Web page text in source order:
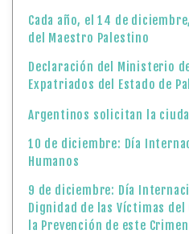
Cada año, el 14 de
del Maestro Palestino
Declaración del Ministerio
Expatriados del Estado de
Argentinos solicitan la
10 de diciembre: Día
Humanos
9 de diciembre: Día
Dignidad de las Víctimas del
la Prevención de este Crimen